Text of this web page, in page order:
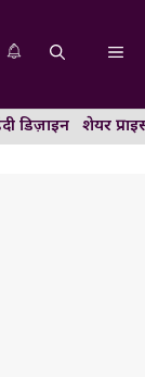
डिज़ाइन शेयर